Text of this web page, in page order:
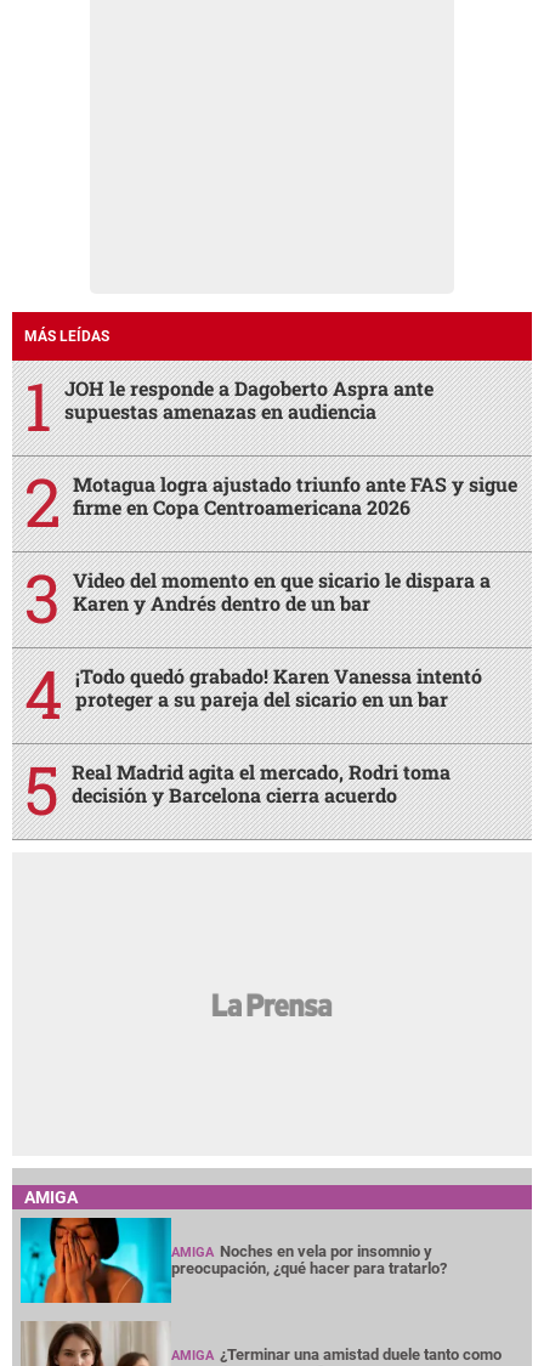
MÁS LEÍDAS
JOH le responde a Dagoberto Aspra ante
supuestas amenazas en audiencia
Motagua logra ajustado triunfo ante FAS y sigue
firme en Copa Centroamericana 2026
Video del momento en que sicario le dispara a
Karen y Andrés dentro de un bar
¡Todo quedó grabado! Karen Vanessa intentó
proteger a su pareja del sicario en un bar
Real Madrid agita el mercado, Rodri toma
decisión y Barcelona cierra acuerdo
AMIGA
AMIGA Noches en vela por insomnio y
preocupación, ¿qué hacer para tratarlo?
AMIGA ¿Terminar una amistad duele tanto como